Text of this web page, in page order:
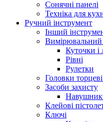
Сонячні панелі
Техніка для
Ручний інструмент
Інший
Вимірювальний
Куточки і
Рівні
Рулетки
Головки
Засоби захисту
Клейові
Ключі